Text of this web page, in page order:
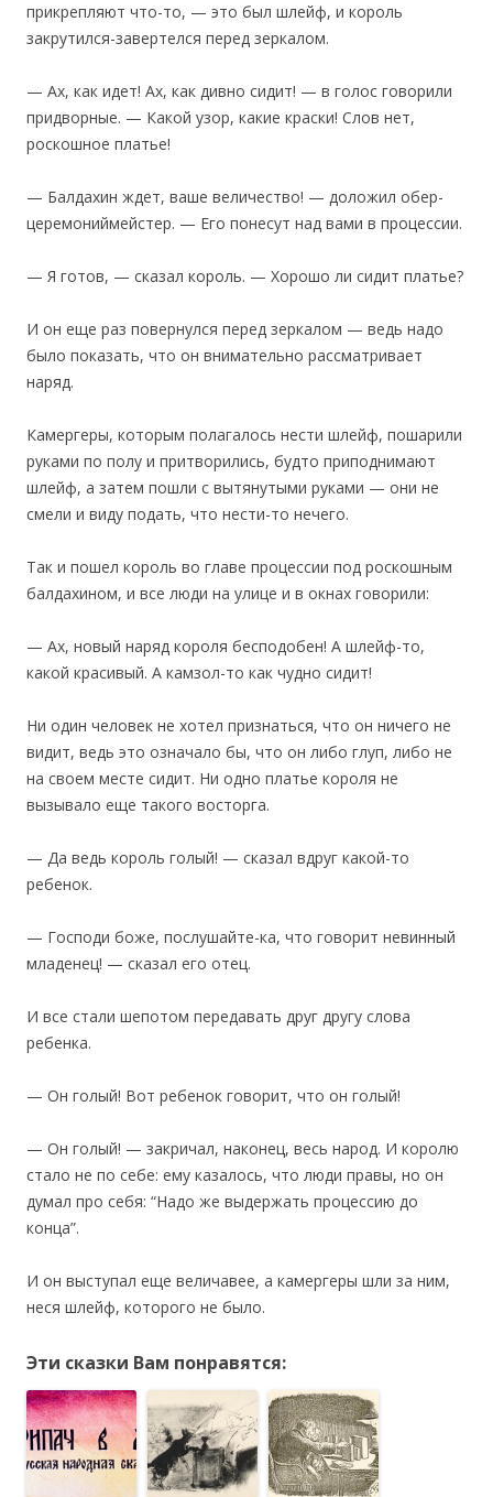
прикрепляют что-то, — это был шлейф, и король
закрутился-завертелся перед зеркалом.
— Ах, как идет! Ах, как дивно сидит! — в голос говорили
придворные. — Какой узор, какие краски! Слов нет,
роскошное платье!
— Балдахин ждет, ваше величество! — доложил обер-
церемониймейстер. — Его понесут над вами в процессии.
— Я готов, — сказал король. — Хорошо ли сидит платье?
И он еще раз повернулся перед зеркалом — ведь надо
было показать, что он внимательно рассматривает
наряд.
Камергеры, которым полагалось нести шлейф, пошарили
руками по полу и притворились, будто приподнимают
шлейф, а затем пошли с вытянутыми руками — они не
смели и виду подать, что нести-то нечего.
Так и пошел король во главе процессии под роскошным
балдахином, и все люди на улице и в окнах говорили:
— Ах, новый наряд короля бесподобен! А шлейф-то,
какой красивый. А камзол-то как чудно сидит!
Ни один человек не хотел признаться, что он ничего не
видит, ведь это означало бы, что он либо глуп, либо не
на своем месте сидит. Ни одно платье короля не
вызывало еще такого восторга.
— Да ведь король голый! — сказал вдруг какой-то
ребенок.
— Господи боже, послушайте-ка, что говорит невинный
младенец! — сказал его отец.
И все стали шепотом передавать друг другу слова
ребенка.
— Он голый! Вот ребенок говорит, что он голый!
— Он голый! — закричал, наконец, весь народ. И королю
стало не по себе: ему казалось, что люди правы, но он
думал про себя: “Надо же выдержать процессию до
конца”.
И он выступал еще величавее, а камергеры шли за ним,
неся шлейф, которого не было.
Эти сказки Вам понравятся: